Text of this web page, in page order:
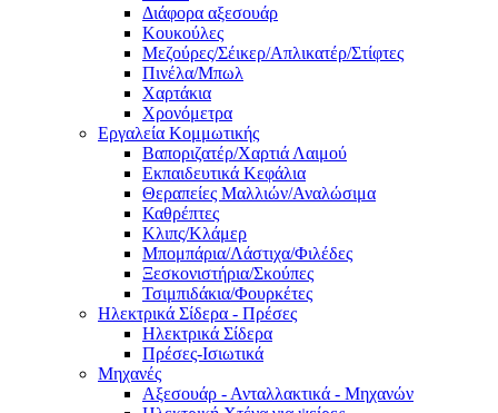
Διάφορα αξεσουάρ
Κουκούλες
Μεζούρες/Σέικερ/Απλικατέρ/Στίφτες
Πινέλα/Μπωλ
Χαρτάκια
Χρονόμετρα
Εργαλεία Κομμωτικής
Βαποριζατέρ/Χαρτιά Λαιμού
Εκπαιδευτικά Κεφάλια
Θεραπείες Μαλλιών/Αναλώσιμα
Καθρέπτες
Κλιπς/Κλάμερ
Μπομπάρια/Λάστιχα/Φιλέδες
Ξεσκονιστήρια/Σκούπες
Τσιμπιδάκια/Φουρκέτες
Ηλεκτρικά Σίδερα - Πρέσες
Ηλεκτρικά Σίδερα
Πρέσες-Ισιωτικά
Μηχανές
Αξεσουάρ - Ανταλλακτικά - Μηχανών